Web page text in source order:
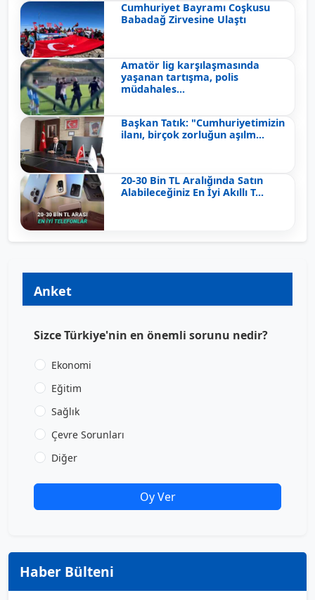
Cumhuriyet Bayramı Coşkusu
Babadağ Zirvesine Ulaştı
Amatör lig karşılaşmasında
yaşanan tartışma, polis
müdahales...
Başkan Tatık: "Cumhuriyetimizin
ilanı, birçok zorluğun aşılm...
20-30 Bin TL Aralığında Satın
Alabileceğiniz En İyi Akıllı T...
Anket
Sizce Türkiye'nin en önemli sorunu nedir?
Ekonomi
Eğitim
Sağlık
Çevre Sorunları
Diğer
Oy Ver
Haber Bülteni